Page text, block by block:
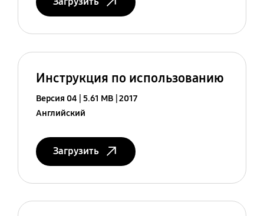
Инструкция по использованию
Версия 04 5.61 MB 2017
Английский
Загрузить